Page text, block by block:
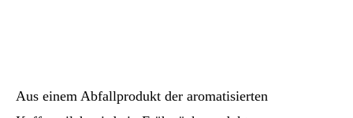
Aus einem Abfallprodukt der aromatisierten